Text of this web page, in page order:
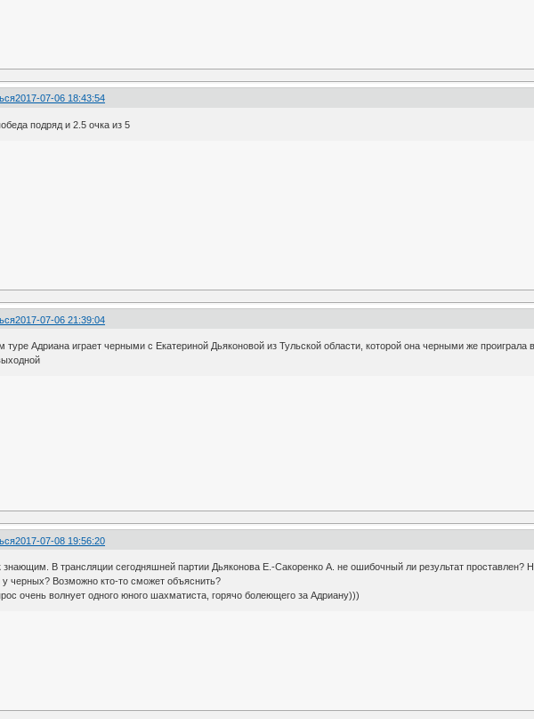
2017-07-06 18:43:54
подряд и 2.5 очка из 5
2017-07-06 21:39:04
туре Адриана играет черными с Екатериной Дьяконовой из Тульской области, которой она черными же проиграла
2017-07-08 19:56:20
знающим. В трансляции сегодняшней партии Дьяконова Е.-Сакоренко А. не ошибочный ли результат
черных? Возможно кто-то сможет объяснить?
очень волнует одного юного шахматиста, горячо болеющего за Адриану)))